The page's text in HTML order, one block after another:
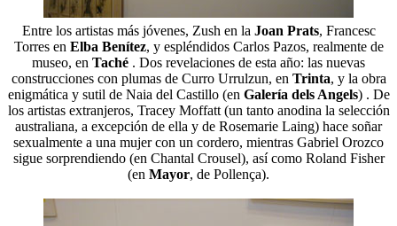
Entre los artistas más jóvenes, Zush en la Joan Prats, Francesc
Torres en Elba Benítez, y espléndidos Carlos Pazos, realmente de
museo, en Taché . Dos revelaciones de esta año: las nuevas
construcciones con plumas de Curro Urrulzun, en Trinta, y la obra
enigmática y sutil de Naia del Castillo (en Galería dels Angels) . De
los artistas extranjeros, Tracey Moffatt (un tanto anodina la selección
australiana, a excepción de ella y de Rosemarie Laing) hace soñar
sexualmente a una mujer con un cordero, mientras Gabriel Orozco
sigue sorprendiendo (en Chantal Crousel), así como Roland Fisher
(en Mayor, de Pollença).